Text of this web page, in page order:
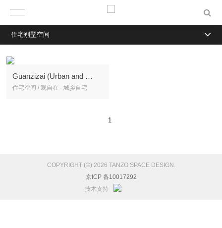
Guanzizai (Urban and rural housing)
住宅空间 / 观自在 · 城乡自宅
1
COPYRIGHT (©) 2026 TANZO SPACE DESIGN.
京ICP 备10017292
技术支持
住宅别墅空间